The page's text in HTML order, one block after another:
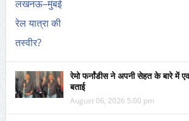
रेमो फर्नांडीस ने अपनी सेहत के बारे में
बताई
August 06, 2026 5:00 pm